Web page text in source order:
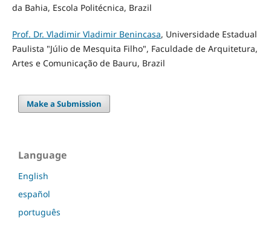
da Bahia, Escola Politécnica, Brazil
Prof. Dr. Vladimir Vladimir Benincasa, Universidade Estadual
Paulista "Júlio de Mesquita Filho", Faculdade de Arquitetura,
Artes e Comunicação de Bauru, Brazil
Make a Submission
Language
English
español
português